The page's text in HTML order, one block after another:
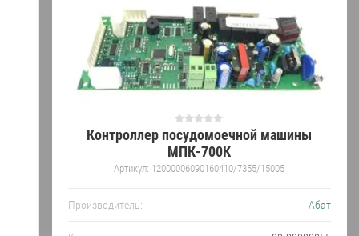
Контроллер посудомоечной машины
МПК-700К
Артикул: 12000006090160410/7355/15005
Производитель: Абат